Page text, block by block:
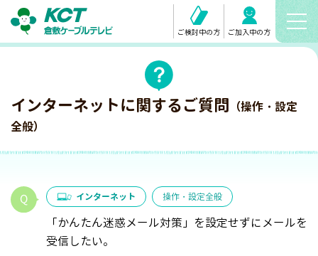
ご検討中の方 ご加入中の方
インターネットに関するご質問 （操作・設定
全般）
インターネット 操作・設定全般
「かんたん迷惑メール対策」を設定せずにメールを
受信したい。